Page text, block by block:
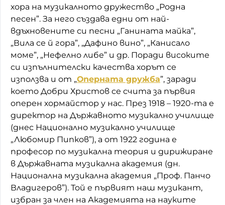
хора на музикалното дружество „Родна
песен”. За него създава едни от най-
вдъхновените си песни „Ганината майка”,
„Вила се й гора”, „Дафино вино”, „Канисало
моме”, „Нефелно либе” и др. Поради високите
си изпълнителски качества хорът се
използва и от „Оперната дружба”, заради
което Добри Христов се счита за първия
оперен хормайстор у нас. През 1918 – 1920-та е
директор на Държавното музикално училище
(днес Национално музикално училище
„Любомир Пипков”), а от 1922 година е
професор по музикална теория и дирижиране
в Държавната музикална академия (дн.
Национална музикална академия „Проф. Панчо
Владигеров”). Той е първият наш музикант,
избран за член на Академията на науките